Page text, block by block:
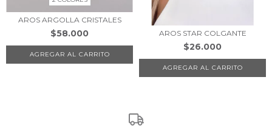
AROS ARGOLLA CRISTALES
$58.000
AGREGAR AL CARRITO
AROS STAR COLGANTE
$26.000